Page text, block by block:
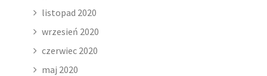
listopad 2020
wrzesień 2020
czerwiec 2020
maj 2020